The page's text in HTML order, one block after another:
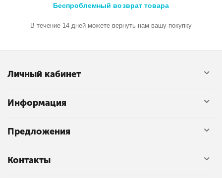
Беспроблемный возврат товара
В течение 14 дней можете вернуть нам вашу покупку
Личный кабинет
Информация
Предложения
Контакты